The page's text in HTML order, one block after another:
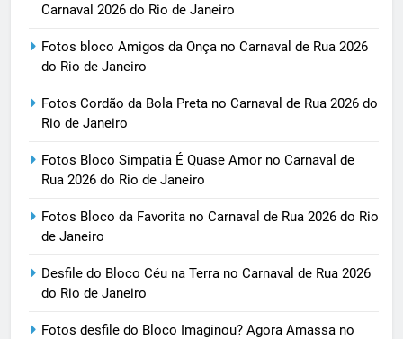
Carnaval 2026 do Rio de Janeiro
Fotos bloco Amigos da Onça no Carnaval de Rua 2026
do Rio de Janeiro
Fotos Cordão da Bola Preta no Carnaval de Rua 2026 do
Rio de Janeiro
Fotos Bloco Simpatia É Quase Amor no Carnaval de
Rua 2026 do Rio de Janeiro
Fotos Bloco da Favorita no Carnaval de Rua 2026 do Rio
de Janeiro
Desfile do Bloco Céu na Terra no Carnaval de Rua 2026
do Rio de Janeiro
Fotos desfile do Bloco Imaginou? Agora Amassa no